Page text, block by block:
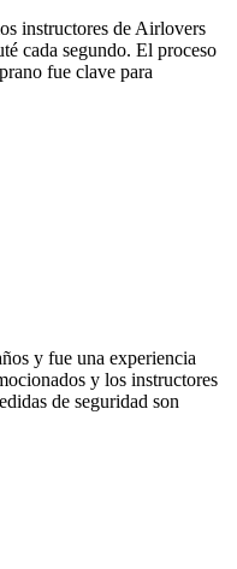
instructores de Airlovers
cada segundo. El proceso
fue clave para
y fue una experiencia
y los instructores
de seguridad son